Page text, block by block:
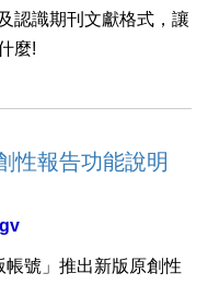
認識期刊文獻格式，讓
麼!
性報告功能說明
號」推出新版原創性